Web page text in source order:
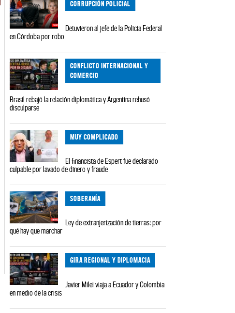
CORRUPCIÓN POLICIAL
Detuvieron al jefe de la Policía Federal
en Córdoba por robo
CONFLICTO INTERNACIONAL Y
COMERCIO
Brasil rebajó la relación diplomática y Argentina rehusó
disculparse
MUY COMPLICADO
El financista de Espert fue declarado
culpable por lavado de dinero y fraude
SOBERANÍA
Ley de extranjerización de tierras: por
qué hay que marchar
GIRA REGIONAL Y DIPLOMACIA
Javier Milei viaja a Ecuador y Colombia
en medio de la crisis